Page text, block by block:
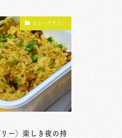
カレーですよ。
ー）楽しき夜の持